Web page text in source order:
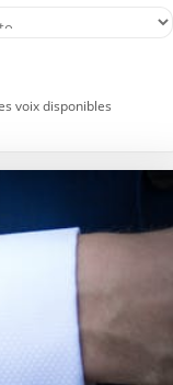
voix disponibles